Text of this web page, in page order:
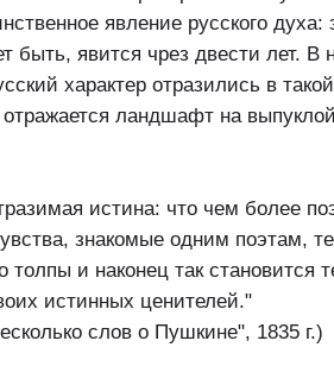
явление русского духа:
быть, явится чрез двести лет. В
характер отразились в
отражается ландшафт на
истина: что чем более
знакомые одним поэтам,
толпы и наконец так становится
истинных ценителей."
слов о Пушкине", 1835 г.)